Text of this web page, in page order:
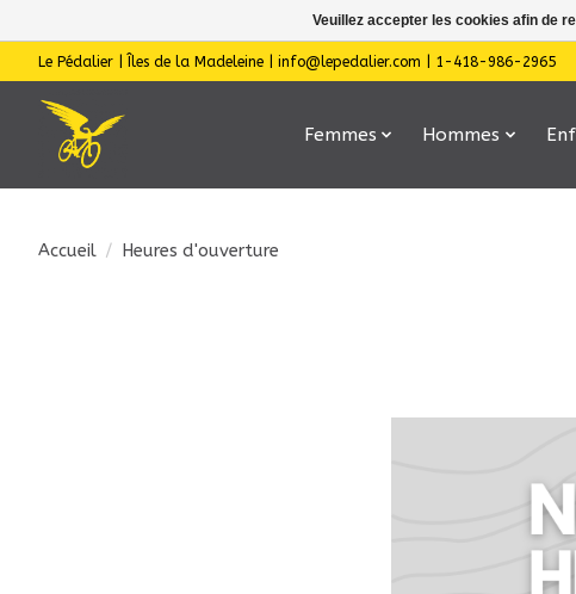
Le Pédalier | Îles de la Madeleine | info@lepedalier.com | 1-418-986-2965
Femmes Hommes
Accueil / Heures d'ouverture
Veuillez accepter les cookies afin de